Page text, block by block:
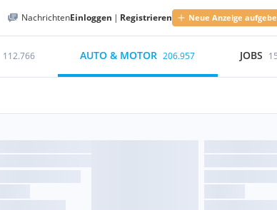
NachrichtenEinloggen | Registrieren Neue Anzeige
112.766 AUTO & MOTOR 206.957 JOBS